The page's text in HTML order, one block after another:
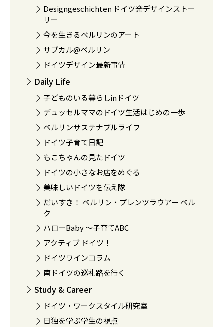
Designgeschichten ドイツ発デザインストー
リー
今を生きるベルリンのアート
サブカル@ベルリン
ドイツデザイン最新事情
Daily Life
子どものいる暮らしinドイツ
デュッセルママのドイツ生活はじめの一歩
ベルリンサステナブルライフ
ドイツ子育て日記
もこちゃんの見たドイツ
ドイツの小さなお店をめぐる
美味しいドイツを伝え隊
だいすき！ ベルリン・プレンツラウアー ベル
ク
ハローBaby 〜子育てABC
アクティブ ドイツ！
ドイツワインコラム
南ドイツの巡礼路を行く
Study & Career
ドイツ・ワークスタイル研究室
日独を学ぶ学生の視点